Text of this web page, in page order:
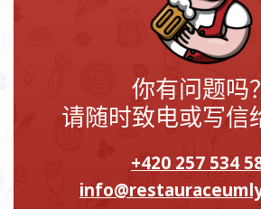
你有问题吗？
请随时致电或写信
+420 257 534